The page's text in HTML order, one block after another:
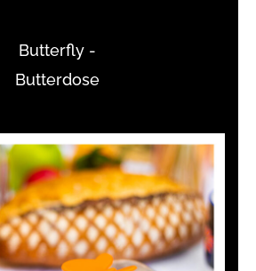
Butterfly -
Butterdose